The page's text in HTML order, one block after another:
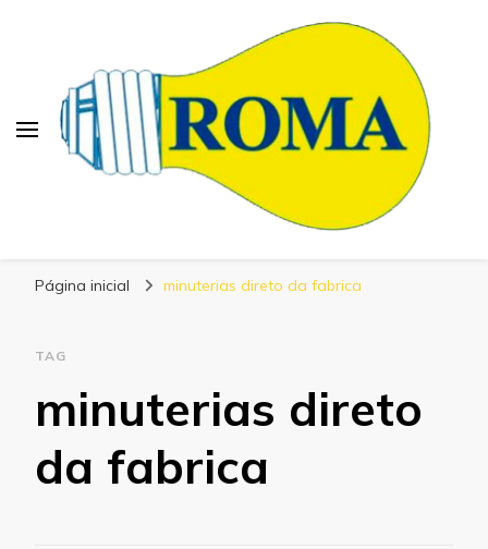
Eletrônicos
Página inicial minuterias direto da fabrica
TAG
minuterias direto
da fabrica